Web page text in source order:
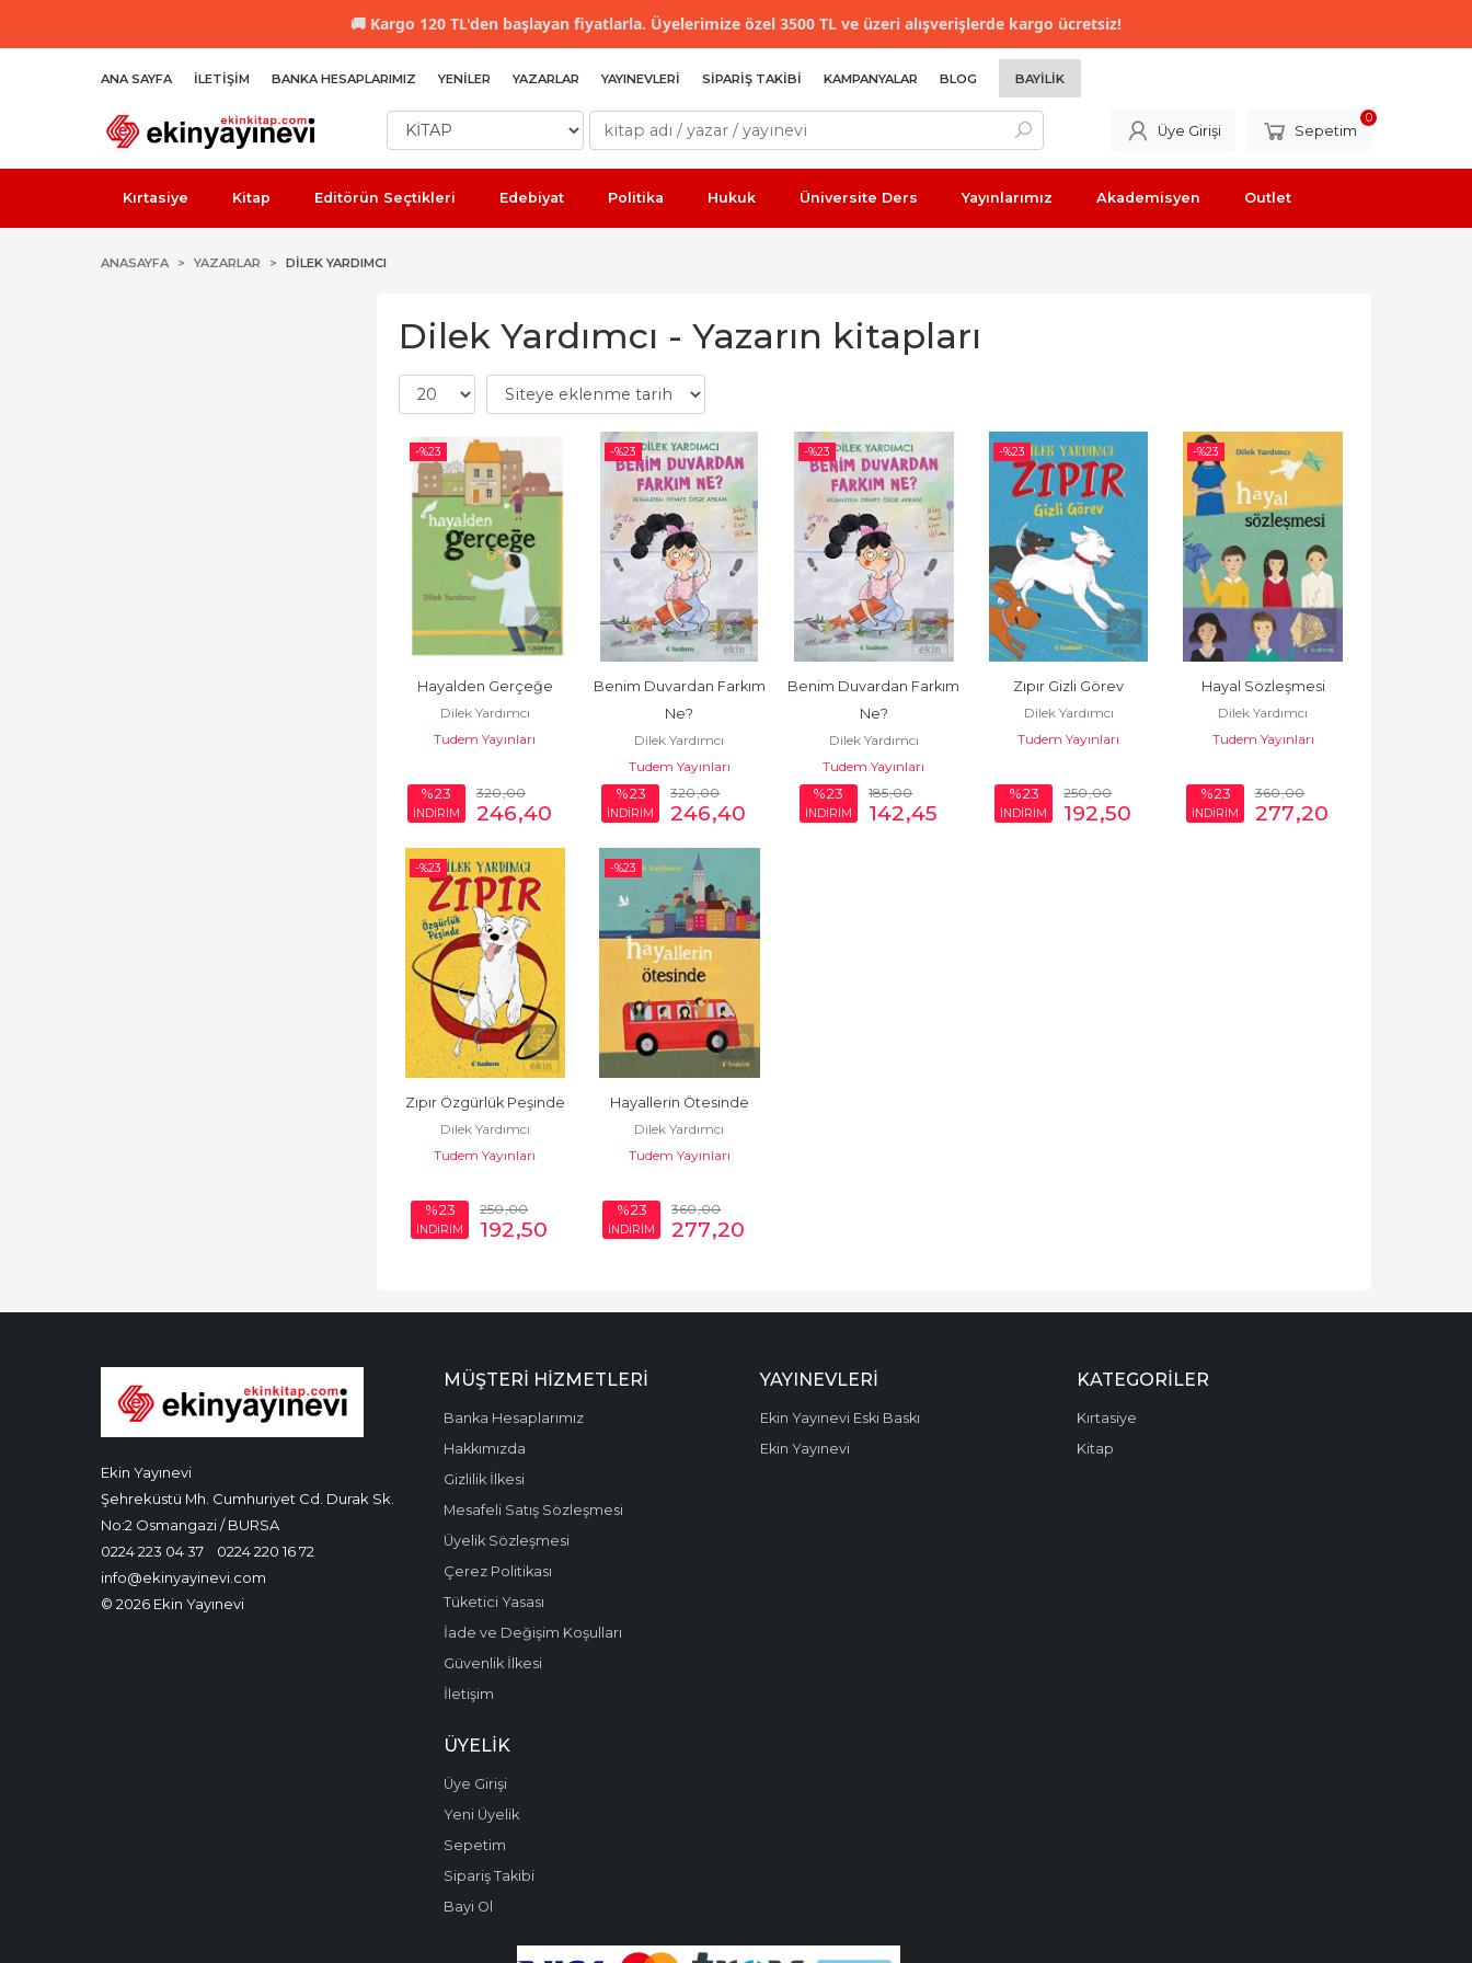
🚚 Kargo 120 TL'den başlayan fiyatlarla. Üyelerimize özel 3500 TL ve üzeri alışverişlerde kargo ücretsiz!
ANA SAYFA İLETIŞIM BANKA HESAPLARIMIZ YENILER YAZARLAR YAYINEVLERI SIPARIŞ TAKIBI KAMPANYALAR BLOG BAYILIK
Üye Girişi Sepetim
0
Kırtasiye Kitap Editörün Seçtikleri Edebiyat Politika Hukuk Üniversite Ders Yayınlarımız Akademisyen Outlet
ANASAYFA YAZARLAR DILEK YARDIMCI
Dilek Yardımcı - Yazarın kitapları
-%23
Hayalden Gerçeğe
Dilek Yardımcı
Tudem Yayınları
%23
İNDİRİM
320,00
246,40
-%23
Benim Duvardan Farkım
Ne?
Dilek Yardımcı
Tudem Yayınları
%23
İNDİRİM
320,00
246,40
-%23
Benim Duvardan Farkım
Ne?
Dilek Yardımcı
Tudem Yayınları
%23
İNDİRİM
185,00
142,45
-%23
Zıpır Gizli Görev
Dilek Yardımcı
Tudem Yayınları
%23
İNDİRİM
250,00
192,50
-%23
Hayal Sözleşmesi
Dilek Yardımcı
Tudem Yayınları
%23
İNDİRİM
360,00
277,20
-%23
Zıpır Özgürlük Peşinde
Dilek Yardımcı
Tudem Yayınları
%23
İNDİRİM
250,00
192,50
-%23
Hayallerin Ötesinde
Dilek Yardımcı
Tudem Yayınları
%23
İNDİRİM
360,00
277,20
Ekin Yayınevi
Şehreküstü Mh. Cumhuriyet Cd. Durak Sk.
No:2 Osmangazi / BURSA
0224 223 04 37
0224 220 16 72
info@ekinyayinevi.com
© 2026 Ekin Yayınevi
MÜŞTERI HIZMETLERI
Banka Hesaplarımız
Hakkımızda
Gizlilik İlkesi
Mesafeli Satış Sözleşmesi
Üyelik Sözleşmesi
Çerez Politikası
Tüketici Yasası
İade ve Değişim Koşulları
Güvenlik İlkesi
İletişim
YAYINEVLERI
Ekin Yayınevi Eski Baskı
Ekin Yayınevi
KATEGORILER
Kırtasiye
Kitap
ÜYELIK
Üye Girişi
Yeni Üyelik
Sepetim
Sipariş Takibi
Bayi Ol